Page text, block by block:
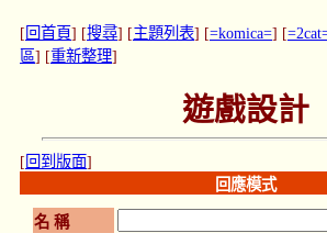
[ 回首頁] [搜尋] [主題列表] [=komica=] [
區] [重新整理]
遊戲設計
[ 回到版面]
回應模式
名 稱